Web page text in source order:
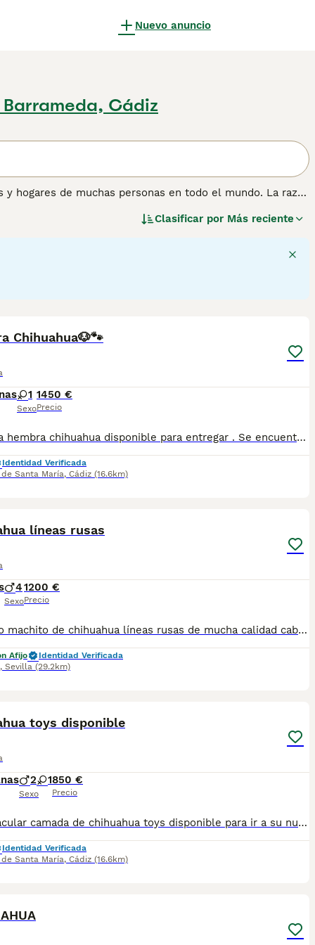
Nuevo anuncio
Cádiz
hogares de muchas personas en todo el mundo. La raza
no es es un perro faldero. Estos pequeños perros
leales y cariñosos a los que nada les gusta más que
estar solos durante largos periodos de tiempo.
sobre esta raza de perro.
Clasificar por Más reciente
Chihuahua🐶🐾
1
Sexo
1450 €
Precio
Preciosa hembra chihuahua disponible para entregar . Se encuentra en Sevilla,tambien disponemos de transporte. Vacunada,desparasitada y con la cartilla adecuada a su edad. Pregunten sin compromiso
Identidad Verificada
Santa María, Cádiz (16.6km)
líneas rusas
4
Sexo
1200 €
Precio
Precioso machito de chihuahua líneas rusas de mucha calidad cabeza de manzana , tres machitos, se entrega con todo en regla , nos puedes llamar sin compromiso y le informamos de todo sin compromiso, se puede recoger en persona o se puede enviar a toda España
Afijo
Identidad Verificada
, Sevilla (29.2km)
toys disponible
2 1
Sexo
850 €
Precio
Espectacular camada de chihuahua toys disponible para ir a su nuevo hogar se entrega con su vacuna y desparacitado y su cartilla correspondiente a su edad y con contrato de garantía víricas y congénitas
Identidad Verificada
Santa María, Cádiz (16.6km)